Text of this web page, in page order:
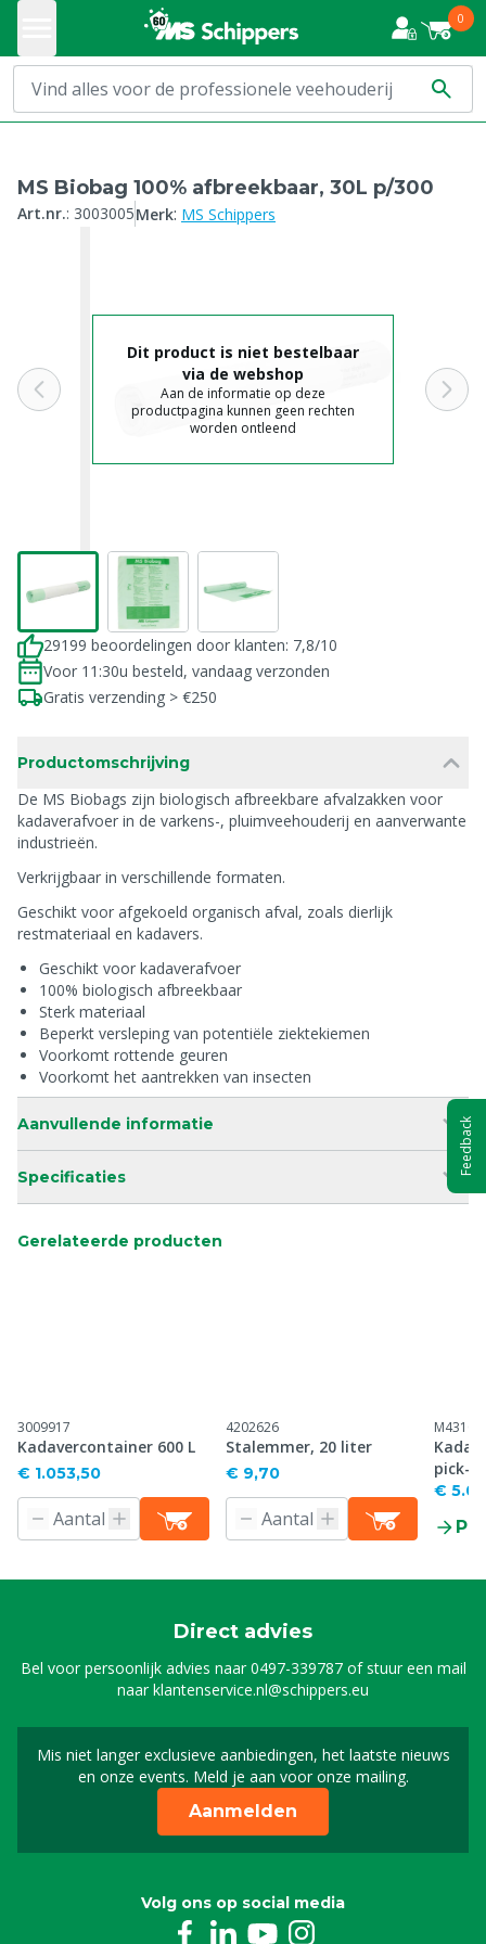
0
MS Biobag 100% afbreekbaar, 30L p/300
Art.nr.: 3003005Merk: MS Schippers
Dit product is niet bestelbaar
via de webshop
Aan de informatie op deze
productpagina kunnen geen rechten
worden ontleend
29199 beoordelingen door klanten: 7,8/10
Voor 11:30u besteld, vandaag verzonden
Gratis verzending > €250
Productomschrijving
De MS Biobags zijn biologisch afbreekbare afvalzakken voor
kadaverafvoer in de varkens-, pluimveehouderij en aanverwante
industrieën.
Verkrijgbaar in verschillende formaten.
Geschikt voor afgekoeld organisch afval, zoals dierlijk
restmateriaal en kadavers.
Geschikt voor kadaverafvoer
100% biologisch afbreekbaar
Sterk materiaal
Beperkt versleping van potentiële ziektekiemen
Voorkomt rottende geuren
Voorkomt het aantrekken van insecten
Aanvullende informatie
Specificaties
Gerelateerde producten
3009917
Kadavercontainer 600 L
€ 1.053,50
4202626
Stalemmer, 20 liter
€ 9,70
pick-
€
Direct advies
Bel voor persoonlijk advies naar0497-339787of stuur een mail
naarklantenservice.nl@schippers.eu
Mis niet langer exclusieve aanbiedingen, het laatste nieuws
en onze events. Meld je aan voor onze mailing.
Schrijf je in voor onze
Aanmelden
Volg ons op social media
Feedback